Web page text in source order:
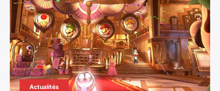
Actualités